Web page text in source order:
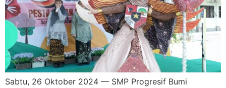
Sabtu, 26 Oktober 2024 — SMP Progresif Bumi